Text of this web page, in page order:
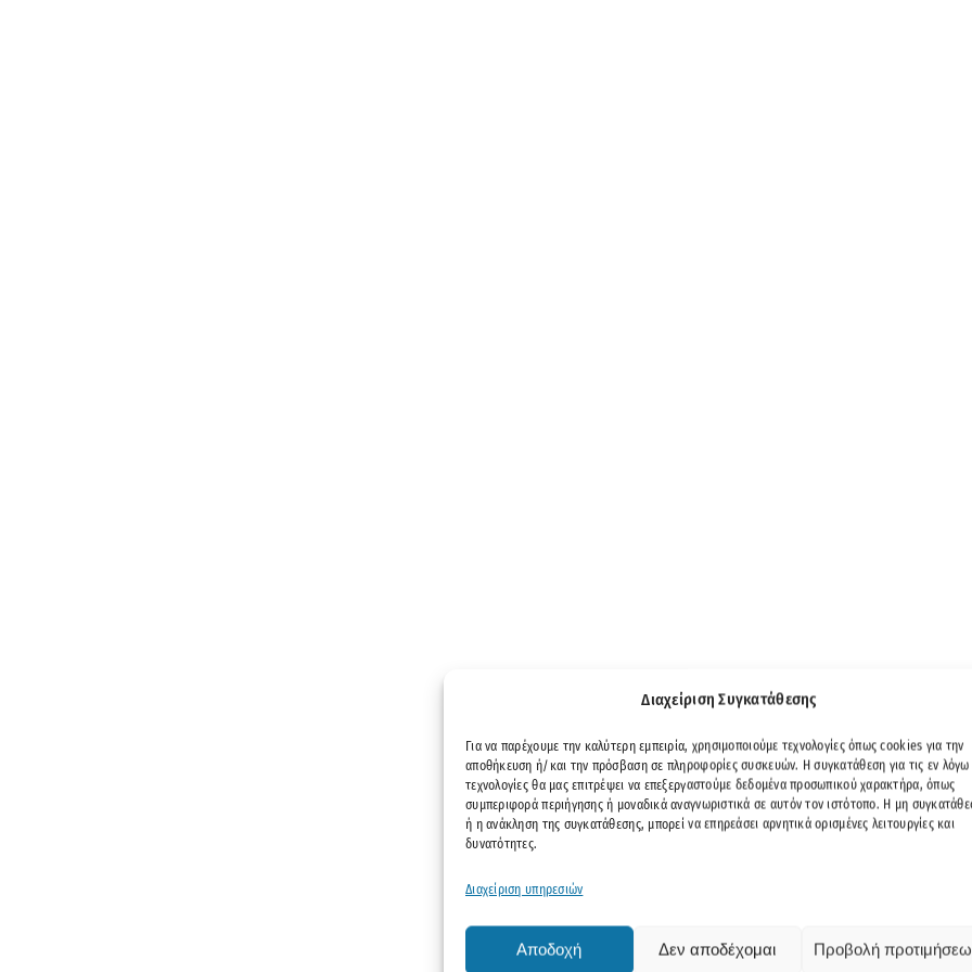
Διαχείριση Συγκατάθεσης
Για να παρέχουμε την καλύτερη εμπειρία, χρησιμοποιούμε τεχνολογίες όπως cookies για την
αποθήκευση ή/και την πρόσβαση σε πληροφορίες συσκευών. Η συγκατάθεση για τις εν λόγω
τεχνολογίες θα μας επιτρέψει να επεξεργαστούμε δεδομένα προσωπικού χαρακτήρα, όπως
συμπεριφορά περιήγησης ή μοναδικά αναγνωριστικά σε αυτόν τον ιστότοπο. Η μη
ή η ανάκληση της συγκατάθεσης, μπορεί να επηρεάσει αρνητικά ορισμένες λειτουργίες και
δυνατότητες.
Διαχείριση υπηρεσιών
Αποδοχή Δεν αποδέχομαι Προβολή